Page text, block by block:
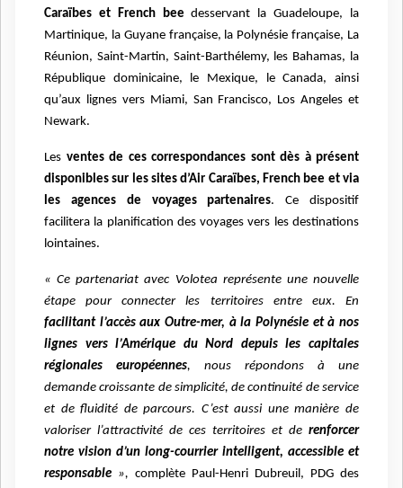
Caraïbes et French beedesservant la Guadeloupe, la
Martinique, la Guyane française, la Polynésie française, La
Réunion, Saint-Martin, Saint-Barthélemy, les Bahamas, la
République dominicaine, le Mexique, le Canada, ainsi
qu’aux lignes vers Miami, San Francisco, Los Angeles et
Newark.
Les ventes de ces correspondances sont dès à présent
disponibles sur les sites d’Air Caraïbes, French bee et via
les agences de voyages partenaires. Ce dispositif
facilitera la planification des voyages vers les destinations
lointaines.
« Ce partenariat avec Volotea représente une nouvelle
étape pour connecter les territoires entre eux. En
facilitant l’accès aux Outre-mer, à la Polynésie et à nos
lignes vers l’Amérique du Nord depuis les capitales
régionales européennes, nous répondons à une
demande croissante de simplicité, de continuité de service
et de fluidité de parcours. C’est aussi une manière de
valoriser l’attractivité de ces territoires et de renforcer
notre vision d’un long-courrier intelligent, accessible et
responsable », complète Paul-Henri Dubreuil, PDG des